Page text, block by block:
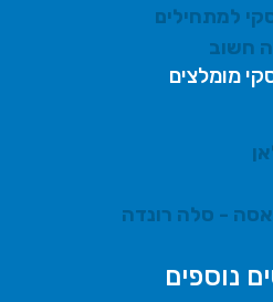
למתחילים
חשוב
מומלצים
- סלה רונדה
נוספים